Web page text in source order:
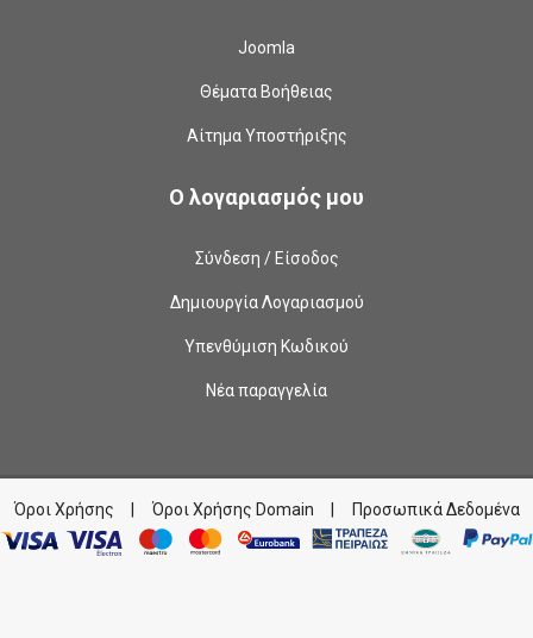
Joomla
Θέματα Βοήθειας
Αίτημα Υποστήριξης
Ο λογαριασμός μου
Σύνδεση / Είσοδος
Δημιουργία Λογαριασμού
Υπενθύμιση Κωδικού
Νέα παραγγελία
Όροι Χρήσης Όροι Χρήσης Domain Προσωπικά Δεδομένα